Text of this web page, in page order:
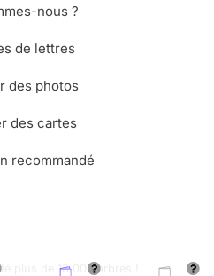
nous ?
de lettres
des photos
des cartes
recommandé
plus de 13.000 arbres !